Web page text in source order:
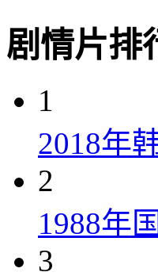
剧情片排
1
2018年
2
1988年
3